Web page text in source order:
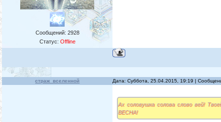
Сообщений: 2928
Статус: Offline
страж_вселенной Дата: Суббота, 25.04.2015, 19:19 |
Ах соловушка солова слово вей!
ВЕСНА!